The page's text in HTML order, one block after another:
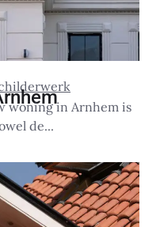
woning in Arnhem is
de...